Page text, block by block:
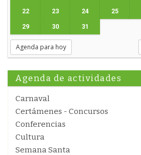
22 23 24 25
29 30 31
Agenda para hoy
Agenda de actividades
Carnaval
Certámenes - Concursos
Conferencias
Cultura
Semana Santa